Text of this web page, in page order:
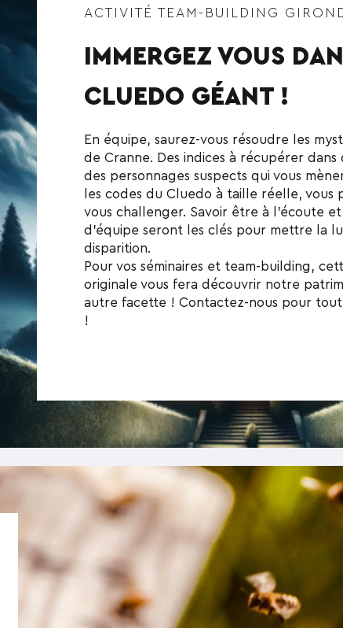
ACTIVITÉ TEAM-BUILDING
IMMERGEZ VOUS
CLUEDO GÉANT !
En équipe, saurez-vous résoudre les
de Cranne. Des indices à récupérer dans
des personnages suspects qui vous
les codes du Cluedo à taille réelle, vous
vous challenger. Savoir être à l’écoute
d’équipe seront les clés pour mettre la
disparition.
Pour vos séminaires et team-building,
originale vous fera découvrir notre
autre facette ! Contactez-nous pour
!